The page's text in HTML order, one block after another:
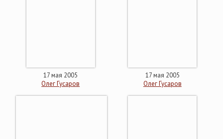
17 мая 2005
Олег Гусаров
17 мая 2005
Олег Гусаров